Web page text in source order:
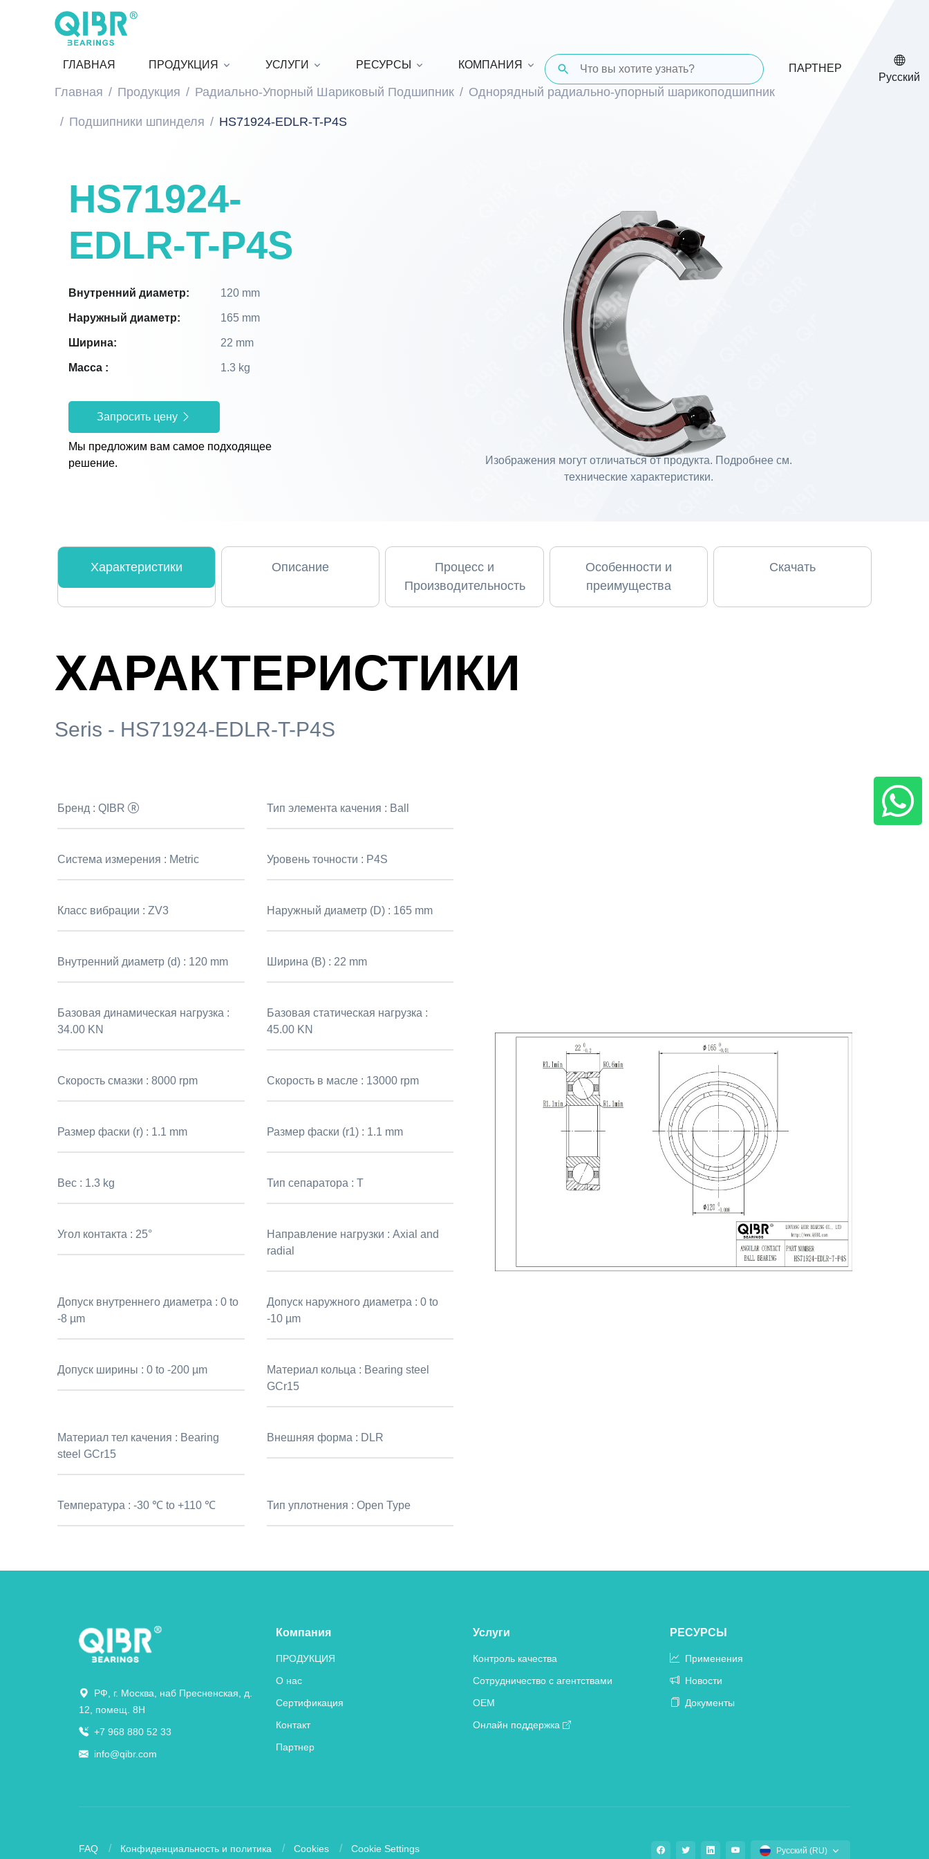
ГЛАВНАЯ ПРОДУКЦИЯ УСЛУГИ РЕСУРСЫ КОМПАНИЯ ПАРТНЕР
Русский
Главная Продукция Радиально-Упорный Шариковый Подшипник Однорядный радиально-упорный шарикоподшипник
Подшипники шпинделя HS71924-EDLR-T-P4S
HS71924-
EDLR-T-P4S
Внутренний диаметр: 120 mm
Наружный диаметр: 165 mm
Ширина: 22 mm
Масса : 1.3 kg
Запросить цену
Мы предложим вам самое подходящее
решение.
Изображения могут отличаться от продукта. Подробнее см.
технические характеристики.
Характеристики Описание
Процесс и
Производительность
Особенности и
преимущества
Скачать
ХАРАКТЕРИСТИКИ
Seris - HS71924-EDLR-T-P4S
Бренд :QIBR Тип элемента качения : Ball
Система измерения : Metric Уровень точности : P4S
Класс вибрации :ZV3 Наружный диаметр (D) : 165 mm
Внутренний диаметр (d) : 120 mm Ширина (B) : 22 mm
Базовая динамическая нагрузка :
34.00 KN
Базовая статическая нагрузка :
45.00 KN
Скорость смазки :8000 rpm Скорость в масле : 13000 rpm
Размер фаски (r) : 1.1 mm Размер фаски (r1) : 1.1 mm
Вес : 1.3 kg Тип сепаратора : T
Угол контакта : 25° Направление нагрузки : Axial and
radial
Допуск внутреннего диаметра :0 to
-8 µm
Допуск наружного диаметра : 0 to
-10 µm
Допуск ширины :0 to -200 µm Материал кольца : Bearing steel
GCr15
Материал тел качения : Bearing
steel GCr15
Внешняя форма : DLR
Температура :-30 ℃ to +110 ℃ Тип уплотнения : Open Type
РФ, г. Москва, наб Пресненская, д.
12, помещ. 8Н
+7 968 880 52 33
info@qibr.com
Компания
ПРОДУКЦИЯ
О нас
Сертификация
Контакт
Партнер
Услуги
Контроль качества
Сотрудничество с агентствами
OEM
Онлайн поддержка
РЕСУРСЫ
Применения
Новости
Документы
FAQ Конфиденциальность и политика Cookies Cookie Settings Русский (RU)